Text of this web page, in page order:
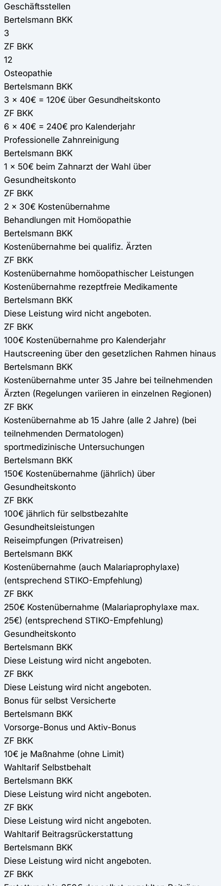
Geschäftsstellen
Bertelsmann BKK
3
ZF BKK
12
Osteopathie
Bertelsmann BKK
3 x 40€ = 120€ über Gesundheitskonto
ZF BKK
6 x 40€ = 240€ pro Kalenderjahr
Professionelle Zahnreinigung
Bertelsmann BKK
1 x 50€ beim Zahnarzt der Wahl über
Gesundheitskonto
ZF BKK
2 x 30€ Kostenübernahme
Behandlungen mit Homöopathie
Bertelsmann BKK
Kostenübernahme bei qualifiz. Ärzten
ZF BKK
Kostenübernahme homöopathischer Leistungen
Kostenübernahme rezeptfreie Medikamente
Bertelsmann BKK
Diese Leistung wird nicht angeboten.
ZF BKK
100€ Kostenübernahme pro Kalenderjahr
Hautscreening über den gesetzlichen Rahmen hinaus
Bertelsmann BKK
Kostenübernahme unter 35 Jahre bei teilnehmenden
Ärzten (Regelungen variieren in einzelnen Regionen)
ZF BKK
Kostenübernahme ab 15 Jahre (alle 2 Jahre) (bei
teilnehmenden Dermatologen)
sportmedizinische Untersuchungen
Bertelsmann BKK
150€ Kostenübernahme (jährlich) über
Gesundheitskonto
ZF BKK
100€ jährlich für selbstbezahlte
Gesundheitsleistungen
Reiseimpfungen (Privatreisen)
Bertelsmann BKK
Kostenübernahme (auch Malariaprophylaxe)
(entsprechend STIKO-Empfehlung)
ZF BKK
250€ Kostenübernahme (Malariaprophylaxe max.
25€) (entsprechend STIKO-Empfehlung)
Gesundheitskonto
Bertelsmann BKK
Diese Leistung wird nicht angeboten.
ZF BKK
Diese Leistung wird nicht angeboten.
Bonus für selbst Versicherte
Bertelsmann BKK
Vorsorge-Bonus und Aktiv-Bonus
ZF BKK
10€ je Maßnahme (ohne Limit)
Wahltarif Selbstbehalt
Bertelsmann BKK
Diese Leistung wird nicht angeboten.
ZF BKK
Diese Leistung wird nicht angeboten.
Wahltarif Beitragsrückerstattung
Bertelsmann BKK
Diese Leistung wird nicht angeboten.
ZF BKK